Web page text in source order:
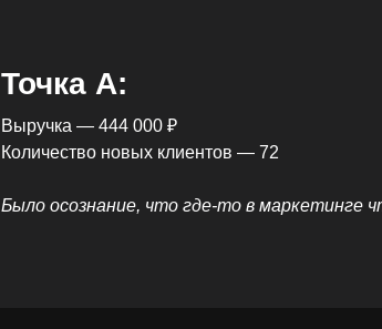
Точка А:
Выручка — 444 000 ₽
Количество новых клиентов — 72
Было осознание, что где-то в маркетинге